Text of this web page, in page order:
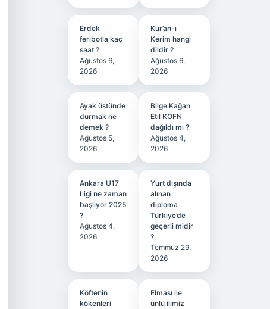
Erdek
feribotla kaç
saat ?
Ağustos 6,
2026
Kur’an-ı
Kerim hangi
dildir ?
Ağustos 6,
2026
Ayak üstünde
durmak ne
demek ?
Ağustos 5,
2026
Bilge Kağan
Etil KÖFN
dağıldı mı ?
Ağustos 4,
2026
Ankara U17
Ligi ne zaman
başlıyor 2025
?
Ağustos 4,
2026
Yurt dışında
alınan
diploma
Türkiye’de
geçerli midir
?
Temmuz 29,
2026
Köftenin
kökenleri
Elması ile
ünlü ilimiz